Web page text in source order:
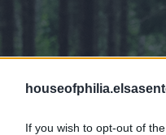
If you wish to opt-out of